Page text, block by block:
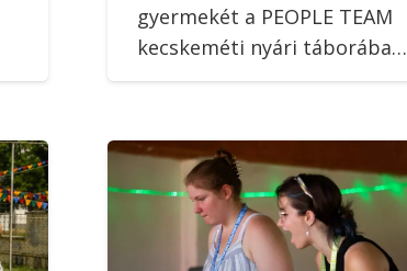
gyermekét a PEOPLE TEAM
kecskeméti nyári táborába…